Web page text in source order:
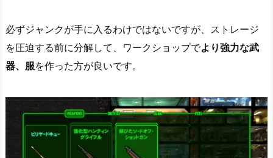
必ずジャンクが手に入るわけではないですが、ストレージ
を圧迫する前に分解して、ワークショップでより強力な武
器、服を作った方が良いです。